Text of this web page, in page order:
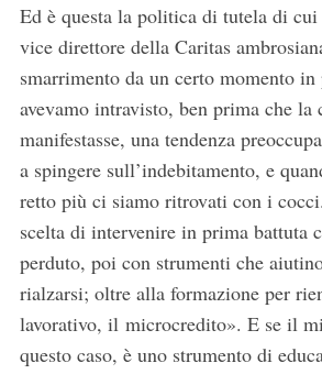
Ed è questa la politica di tutela di
vice direttore della Caritas
smarrimento da un certo momento
avevamo intravisto, ben prima che la
manifestasse, una tendenza
a spingere sull’indebitamento, e
retto più ci siamo ritrovati con i
scelta di intervenire in prima battuta
perduto, poi con strumenti che
rialzarsi; oltre alla formazione per
lavorativo, il microcredito». E se il
questo caso, è uno strumento di